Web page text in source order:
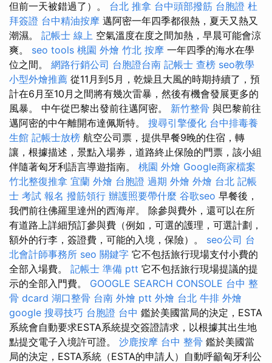
但前一天被錯過了）。 台北 推拿 台中頭部撥筋 台胞證 杜
拜簽證 台中精油按摩 邁阿密一年四季都很熱，夏天又熱又
潮濕。 記帳士 線上 空氣溫度在度之間加熱，早晨可能會涼
爽。 seo tools 桃園 外燴 竹北 按摩 一年四季的海水在學
位之間。 網路行銷公司 台胞證台南 記帳士 查榜 seo教學
小型外燴推薦 從11月到5月，乾燥且大風的時期持續了，預
計在6月至10月之間將有幾次雷暴，然後有機會發展更多的
風暴。 中午從巴黎出發前往邁阿密。 新竹整骨 與巴黎前往
邁阿密的中午離開布達佩斯特。 搜尋引擎優化 台中排毒養
生館 記帳士放榜 航空公司票，提供早餐9晚的住宿，轉
讓，根據描述，景點入場券，道路終止保險的門票，該小組
伴隨著匈牙利語言導遊指南。 桃園 外燴 Google商家檔案
竹北整復推拿 宜蘭 外燴 台胞證 過期 外燴 外燴 台北 記帳
士 考試 報名 撥筋領行 辦護照要帶什麼 谷歌seo 早餐後，
我們前往佛羅里達州的西海岸。 除參與費外，還可以在所
有道路上詳細預訂參與費（例如，可選的護理，可選計劃，
額外的行李，簽證費，可能的入境，保險）。 seo公司 台
北會計師事務所 seo 關鍵字 它不包括旅行現場支付小費的
全部入場費。 記帳士 準備 ptt 它不包括旅行現場提議的提
示的全部入門費。 GOOGLE SEARCH CONSOLE 台中 整
骨 dcard 湖口整骨 台南 外燴 ptt 外燴 台北 牛排 外燴
google 搜尋技巧 台胞證 台中 鑑於美國當局的決定，ESTA
系統會自動要求ESTA系統提交簽證請求，以根據其出生地
點提交電子入境許可證。 沙鹿按摩 台中 整骨 鑑於美國當
局的決定，ESTA系統（ESTA的申請人）自動呼籲匈牙利公